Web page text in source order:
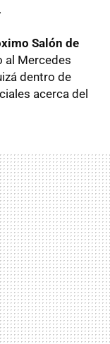
Salón de
al Mercedes
dentro de
acerca del